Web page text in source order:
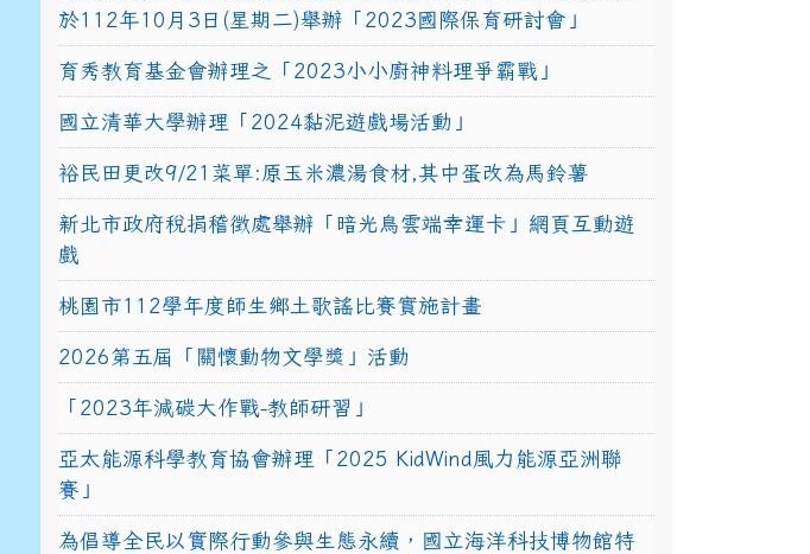
於112年10月3日(星期二)舉辦「2023國際保育研討會」
育秀教育基金會辦理之「2023小小廚神料理爭霸戰」
國立清華大學辦理「2024黏泥遊戲場活動」
裕民田更改9/21菜單:原玉米濃湯食材,其中蛋改為馬鈴薯
新北市政府稅捐稽徵處舉辦「暗光鳥雲端幸運卡」網頁互動遊
戲
桃園市112學年度師生鄉土歌謠比賽實施計畫
2026第五屆「關懷動物文學獎」活動
「2023年減碳大作戰-教師研習」
亞太能源科學教育協會辦理「2025 KidWind風力能源亞洲聯
賽」
為倡導全民以實際行動參與生態永續，國立海洋科技博物館特